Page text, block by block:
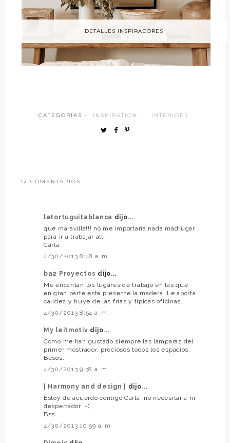
DETALLES INSPIRADORES
CATEGORÍAS · INSPIRATION · INTERIORS
12 COMENTARIOS
latortuguitablanca dijo...
qué maravilla!!! no me importaría nada madrugar
para ir a trabajar alli!
Carla
4/30/2013 8:48 a. m.
ba2 Proyectos dijo...
Me encantan los lugares de trabajo en las que
en gran parte está presente la madera. Le aporta
calidez y huye de las frías y típicas oficinas.
4/30/2013 8:54 a. m.
My leitmotiv dijo...
Como me han gustado siempre las lámparas del
primer mostrador, preciosos todos los espacios.
Besos.
4/30/2013 9:38 a. m.
| Harmony and design |
dijo...
Estoy de acuerdo contigo Carla, no necesitaría ni
despertador ;-)
Bss
4/30/2013 10:59 a. m.